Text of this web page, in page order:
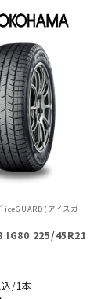
iceGUARD(アイスガー
IG80 225/45R21
/1本